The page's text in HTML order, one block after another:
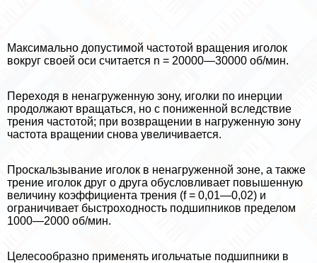
Максимально допустимой частотой вращения иголок
вокруг своей оси считается n = 20000—30000 об/мин.
Переходя в ненагруженную зону, иголки по инерции
продолжают вращаться, но с пониженной вследствие
трения частотой; при возвращении в нагруженную зону
частота вращении снова увеличивается.
Проскальзывание иголок в ненагруженной зоне, а также
трение иголок друг о друга обусловливает повышенную
величину коэффициента трения (f = 0,01—0,02) и
ограничивает быстроходность подшипников пределом
1000—2000 об/мин.
Целесообразно применять игольчатые подшипники в